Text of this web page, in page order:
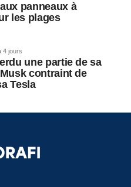
panneaux à
les plages
4 jours
une partie de sa
contraint de
Tesla